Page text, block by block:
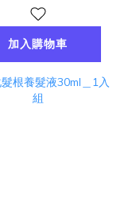
加入購物車